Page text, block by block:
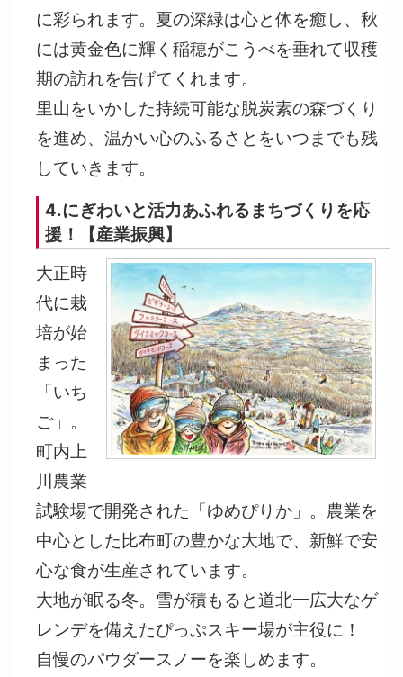
に彩られます。夏の深緑は心と体を癒し、秋
には黄金色に輝く稲穂がこうべを垂れて収穫
期の訪れを告げてくれます。
里山をいかした持続可能な脱炭素の森づくり
を進め、温かい心のふるさとをいつまでも残
していきます。
4.にぎわいと活力あふれるまちづくりを応
援！【産業振興】
大正時
代に栽
培が始
まった
「いち
ご」。
町内上
川農業
試験場で開発された「ゆめぴりか」。農業を
中心とした比布町の豊かな大地で、新鮮で安
心な食が生産されています。
大地が眠る冬。雪が積もると道北一広大なゲ
レンデを備えたぴっぷスキー場が主役に！
自慢のパウダースノーを楽しめます。